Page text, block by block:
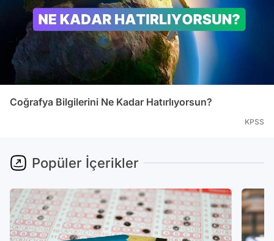
Coğrafya Bilgilerini Ne Kadar Hatırlıyorsun?
KPSS
Popüler İçerikler